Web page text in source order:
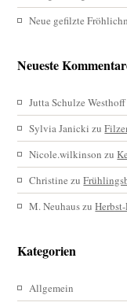
Neue gefilzte
Neueste
Jutta Schulze Westhoff
Sylvia Janicki zu
Nicole.wilkinson zu
Christine zu
M. Neuhauszu
Kategorien
Allgemein